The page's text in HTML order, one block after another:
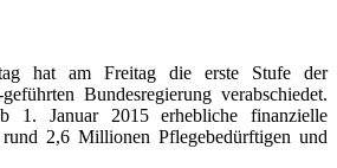
hat am Freitag die erste Stufe der
Bundesregierung verabschiedet.
1. Januar 2015 erhebliche finanzielle
2,6 Millionen Pflegebedürftigen und